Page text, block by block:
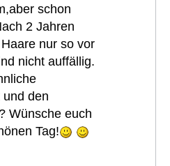
schon
2 Jahren
nur so vor
nicht auffällig.
den
Wünsche euch
Tag!